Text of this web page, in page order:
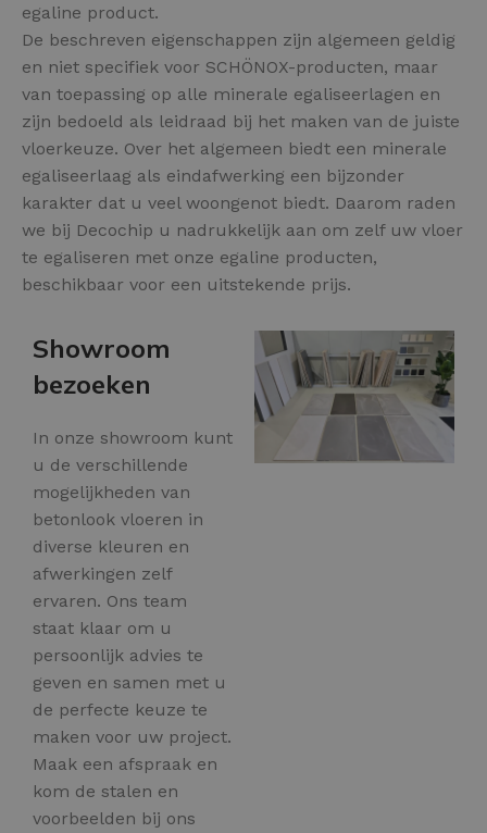
egaline product.
De beschreven eigenschappen zijn algemeen geldig
en niet specifiek voor SCHÖNOX-producten, maar
van toepassing op alle minerale egaliseerlagen en
zijn bedoeld als leidraad bij het maken van de juiste
vloerkeuze. Over het algemeen biedt een minerale
egaliseerlaag als eindafwerking een bijzonder
karakter dat u veel woongenot biedt. Daarom raden
we bij Decochip u nadrukkelijk aan om zelf uw vloer
te egaliseren met onze egaline producten,
beschikbaar voor een uitstekende prijs.
Showroom
bezoeken
In onze showroom kunt
u de verschillende
mogelijkheden van
betonlook vloeren in
diverse kleuren en
afwerkingen zelf
ervaren. Ons team
staat klaar om u
persoonlijk advies te
geven en samen met u
de perfecte keuze te
maken voor uw project.
Maak een afspraak en
kom de stalen en
voorbeelden bij ons